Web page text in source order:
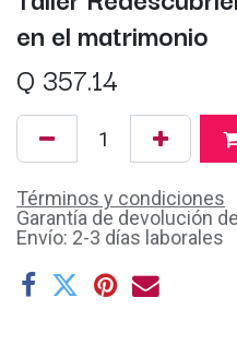
en el matrimonio
Q 357.14
Términos y condiciones
Garantía de devolución
Envío: 2-3 días laborales